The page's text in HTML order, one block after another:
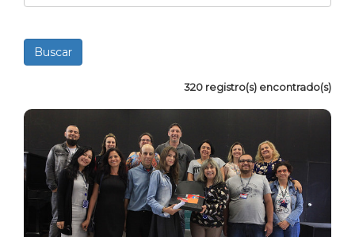
320 registro(s) encontrado(s)